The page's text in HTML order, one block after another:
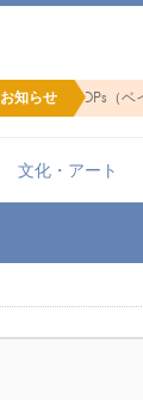
お知らせ
イショップス）」
文化・アート